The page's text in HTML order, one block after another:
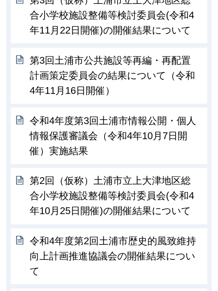
合小学校施設整備等検討委員会(令和4
年11月22日開催)の開催結果について
第3回土浦市公共施設等再編・再配置
計画策定委員会の結果について（令和
4年11月16日開催）
令和4年度第3回土浦市情報公開・個人
情報保護審議会（令和4年10月7日開
催）実施結果
第2回（仮称）土浦市立上大津地区総
合小学校施設整備等検討委員会(令和4
年10月25日開催)の開催結果について
令和4年度第2回土浦市歴史的風致維持
向上計画推進協議会の開催結果につい
て